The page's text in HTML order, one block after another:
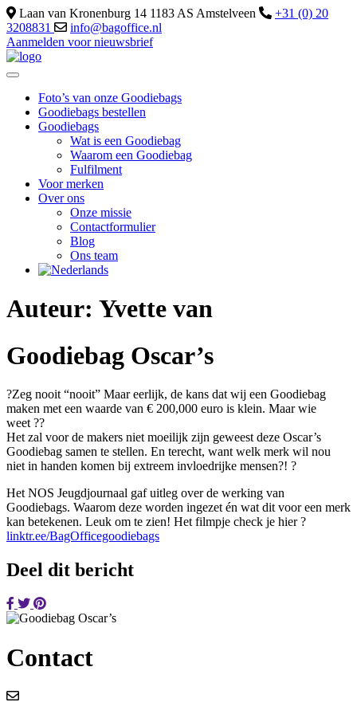
Laan van Kronenburg 14 1183 AS Amstelveen
+31 (0) 20
3208831
info@bagoffice.nl
Aanmelden voor nieuwsbrief
Foto’s van onze Goodiebags
Goodiebags bestellen
Goodiebags
Wat is een Goodiebag
Waarom een Goodiebag
Fulfilment
Voor merken
Over ons
Onze missie
Contactformulier
Blog
Ons team
Auteur: Yvette van
Goodiebag Oscar’s
?Zeg nooit “nooit” Maar eerlijk, de kans dat wij een Goodiebag
maken met een waarde van € 200,000 euro is klein. Maar wie
weet ??
Het zal voor de makers niet moeilijk zijn geweest deze Oscar’s
Goodiebag samen te stellen. En terecht, want welk merk wil nou
niet in handen komen bij extreem invloedrijke mensen?! ?️
Het NOS Jeugdjournaal gaf uitleg over de werking van
Goodiebags. Waarom deze worden ingezet én wat dit voor een merk
kan betekenen. Leuk om te zien! Het filmpje check je hier?️
linktr.ee/BagOfficegoodiebags
Deel dit bericht
Contact